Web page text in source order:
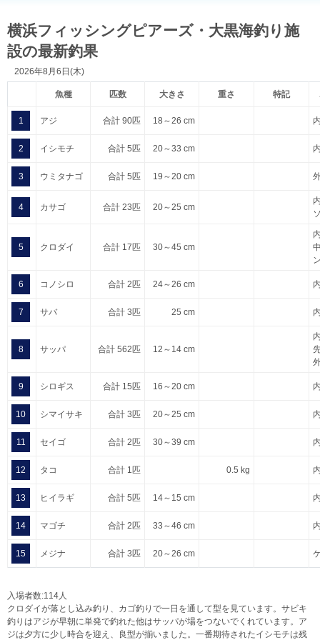
横浜フィッシングピアーズ・大黒海釣り施
設の最新釣果
2026年8月6日(木)
魚種 匹数 大きさ 重さ 特記
1 アジ 合計 90匹 18～26 cm
2 イシモチ 合計 5匹 20～33 cm
3 ウミタナゴ 合計 5匹 19～20 cm
4 カサゴ 合計 23匹 20～25 cm
5 クロダイ 合計 17匹 30～45 cm
6 コノシロ 合計 2匹 24～26 cm
7 サバ 合計 3匹 25 cm
8 サッパ 合計 562匹 12～14 cm
9 シロギス 合計 15匹 16～20 cm
10 シマイサキ 合計 3匹 20～25 cm
11 セイゴ 合計 2匹 30～39 cm
12 タコ 合計 1匹 0.5 kg
13 ヒイラギ 合計 5匹 14～15 cm
14 マゴチ 合計 2匹 33～46 cm
15 メジナ 合計 3匹 20～26 cm
入場者数:114人
クロダイが落とし込み釣り、カゴ釣りで一日を通して型を見ています。サビキ
釣りはアジが早朝に単発で釣れた他はサッパが場をつないでくれています。ア
ジは夕方に少し時合を迎え、良型が揃いました。一番期待されたイシモチは残